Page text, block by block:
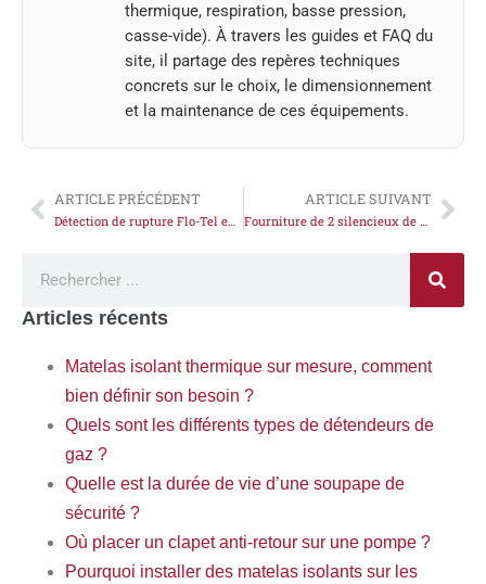
thermique, respiration, basse pression,
casse-vide). À travers les guides et FAQ du
site, il partage des repères techniques
concrets sur le choix, le dimensionnement
et la maintenance de ces équipements.
ARTICLE PRÉCÉDENT
Détection de rupture Flo-Tel en 3D
ARTICLE SUIVANT
Fourniture de 2 silencieux de mise à l’atmosphère vapeur
Articles récents
Matelas isolant thermique sur mesure, comment
bien définir son besoin ?
Quels sont les différents types de détendeurs de
gaz ?
Quelle est la durée de vie d’une soupape de
sécurité ?
Où placer un clapet anti-retour sur une pompe ?
Pourquoi installer des matelas isolants sur les